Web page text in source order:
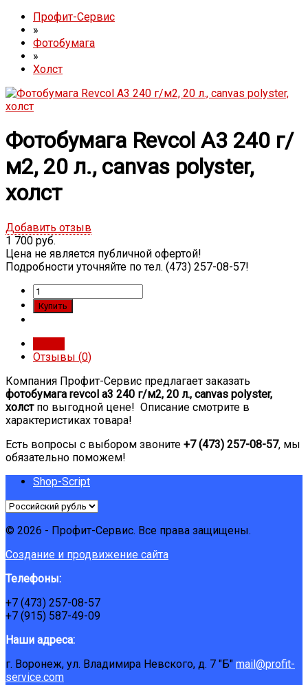
Профит-Сервис
»
Фотобумага
»
Холст
Фотобумага Revcol A3 240 г/
м2, 20 л., canvas polyster,
холст
Добавить отзыв
1 700 руб.
Цена не является публичной офертой!
Подробности уточняйте по тел. (473) 257-08-57!
Отзывы (0)
Компания Профит-Сервис предлагает заказать
фотобумага revcol a3 240 г/м2, 20 л., canvas polyster,
холстпо выгодной цене! Описание смотрите в
характеристиках товара!
Есть вопросы с выбором звоните +7 (473) 257-08-57, мы
обязательно поможем!
Shop-Script
© 2026 - Профит-Сервис. Все права защищены.
Создание и продвижение сайта
Телефоны:
+7 (473) 257-08-57
+7 (915) 587-49-09
Наши адреса:
г. Воронеж, ул. Владимира Невского, д. 7 "Б" mail@profit-
service.com